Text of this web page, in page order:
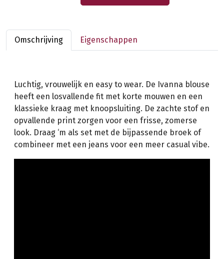
Omschrijving Eigenschappen
Luchtig, vrouwelijk en easy to wear. De Ivanna blouse
heeft een losvallende fit met korte mouwen en een
klassieke kraag met knoopsluiting. De zachte stof en
opvallende print zorgen voor een frisse, zomerse
look. Draag ‘m als set met de bijpassende broek of
combineer met een jeans voor een meer casual vibe.